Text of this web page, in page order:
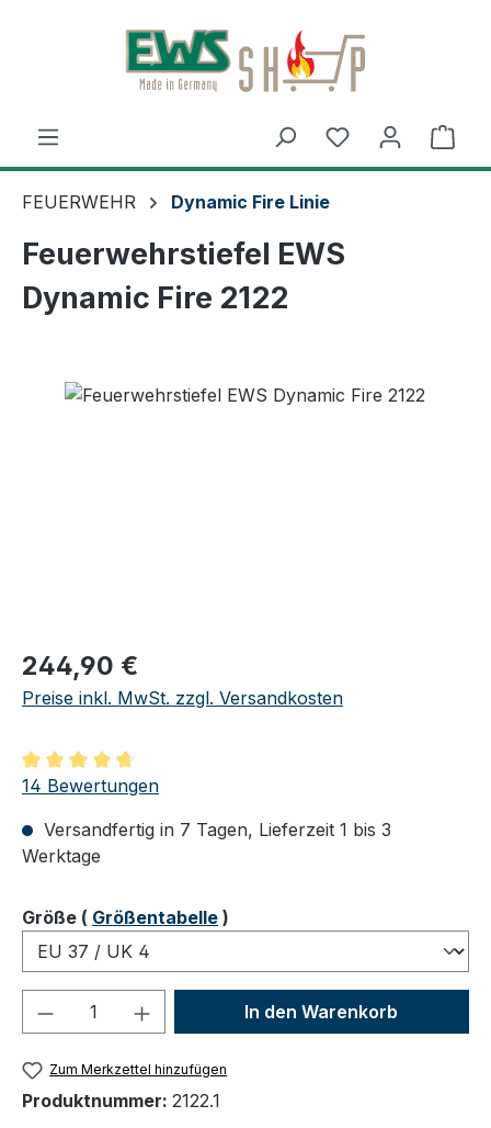
Zum Hauptinhalt springen
FEUERWEHR Dynamic Fire Linie
Feuerwehrstiefel EWS
Dynamic Fire 2122
Regulärer Preis:
244,90 €
Preise inkl. MwSt. zzgl. Versandkosten
Durchschnittliche Bewertung von 4.86 von 5 Sternen
14 Bewertungen
Versandfertig in 7 Tagen, Lieferzeit 1 bis 3
Werktage
Größeauswählen
( Größentabelle )
Produkt Anzahl: Gib denIn den Warenkorb
Zum Merkzettel hinzufügen
Produktnummer: 2122.1